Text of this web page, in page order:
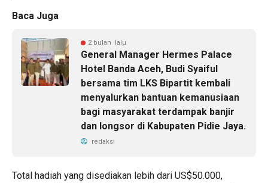
Baca Juga
2 bulan lalu
General Manager Hermes Palace
Hotel Banda Aceh, Budi Syaiful
bersama tim LKS Bipartit kembali
menyalurkan bantuan kemanusiaan
bagi masyarakat terdampak banjir
dan longsor di Kabupaten Pidie Jaya.
redaksi
Total hadiah yang disediakan lebih dari US$50.000,